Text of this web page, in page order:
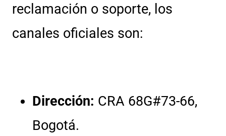
reclamación o soporte, los
canales oficiales son:
Dirección: CRA 68G#73-66,
Bogotá.